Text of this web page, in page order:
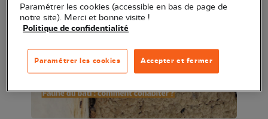
Paramétrer les cookies (accessible en bas de page de
notre site). Merci et bonne visite !
Politique de confidentialité
Accepter et fermer
Paramétrer les cookies